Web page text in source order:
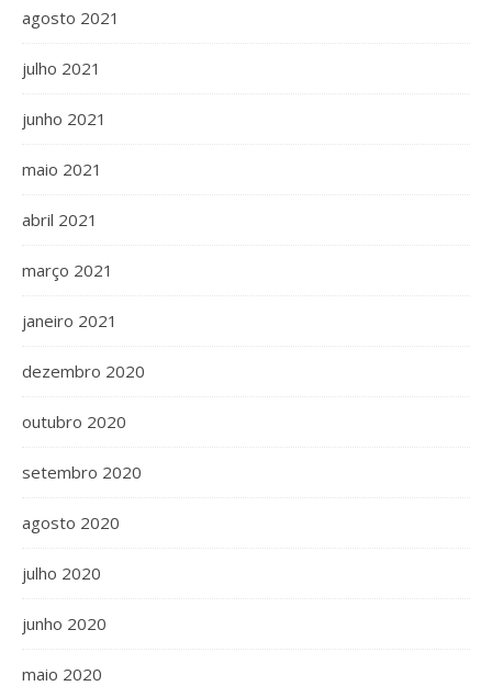
agosto 2021
julho 2021
junho 2021
maio 2021
abril 2021
março 2021
janeiro 2021
dezembro 2020
outubro 2020
setembro 2020
agosto 2020
julho 2020
junho 2020
maio 2020